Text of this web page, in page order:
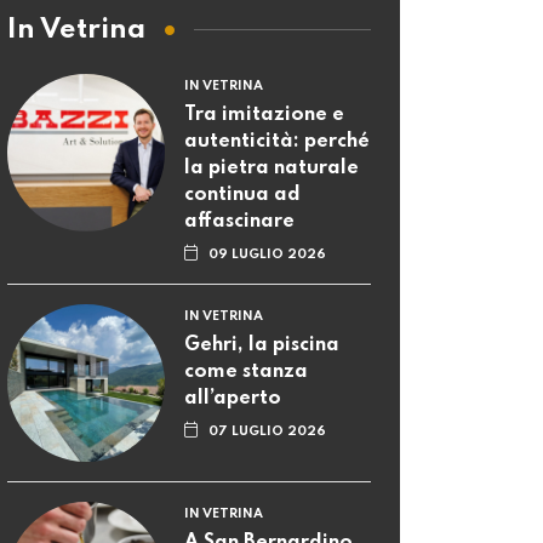
In Vetrina
IN VETRINA
Tra imitazione e
autenticità: perché
la pietra naturale
continua ad
affascinare
09 LUGLIO 2026
IN VETRINA
Gehri, la piscina
come stanza
all’aperto
07 LUGLIO 2026
IN VETRINA